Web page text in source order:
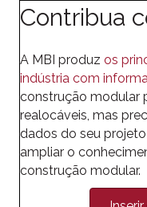
Contribua
A MBI produz os
indústria com
construção modular
realocáveis, mas
dados do seu
ampliar o
construção modular.